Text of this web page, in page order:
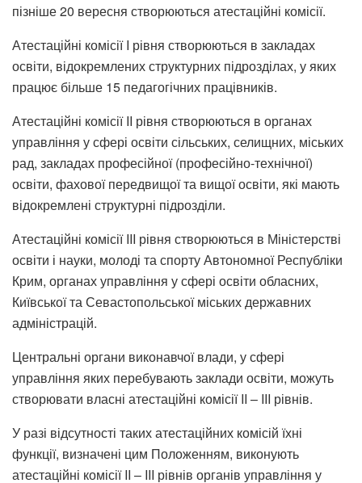
пізніше 20 вересня створюються атестаційні комісії.
Атестаційні комісії I рівня створюються в закладах
освіти, відокремлених структурних підрозділах, у яких
працює більше 15 педагогічних працівників.
Атестаційні комісії II рівня створюються в органах
управління у сфері освіти сільських, селищних, міських
рад, закладах професійної (професійно-технічної)
освіти, фахової передвищої та вищої освіти, які мають
відокремлені структурні підрозділи.
Атестаційні комісії III рівня створюються в Міністерстві
освіти і науки, молоді та спорту Автономної Республіки
Крим, органах управління у сфері освіти обласних,
Київської та Севастопольської міських державних
адміністрацій.
Центральні органи виконавчої влади, у сфері
управління яких перебувають заклади освіти, можуть
створювати власні атестаційні комісії II – III рівнів.
У разі відсутності таких атестаційних комісій їхні
функції, визначені цим Положенням, виконують
атестаційні комісії II – III рівнів органів управління у